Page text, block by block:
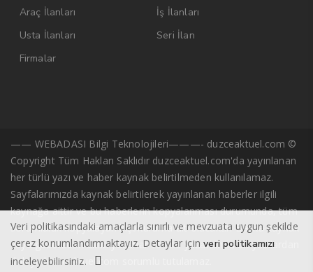
Araç İlanları
İş İlanları
Usta İlanları
Seri İlan
Firmalar
—— WEBADASI Bilgi Teknolojileri———- duzceaktuel.com ©
Copyright Tüm Hakları Saklıdır duzceaktuel.com'da yayınlanan
her türlü yazı ve haber kaynak belirtilmeden kullanılamaz.
Sayfalarımızda kaynak belirtilerek yayınlanan haberler ilgili
kaynağa aittir ve bu haberlerin kopyalanması durumunda, tüm
sorumluluk kopyalayan kişi/kuruma ait olacaktır. Başka kaynak
veya gazeteden alıntı yazarlar ve site yazarlarına ait yazılardan
dolayı duzceaktuel.com sorumlu tutulamaz.
Veri politikasındaki amaçlarla sınırlı ve mevzuata uygun şekilde
çerez konumlandırmaktayız. Detaylar içinveri politikamızı
inceleyebilirsiniz.